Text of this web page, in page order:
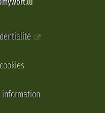
information